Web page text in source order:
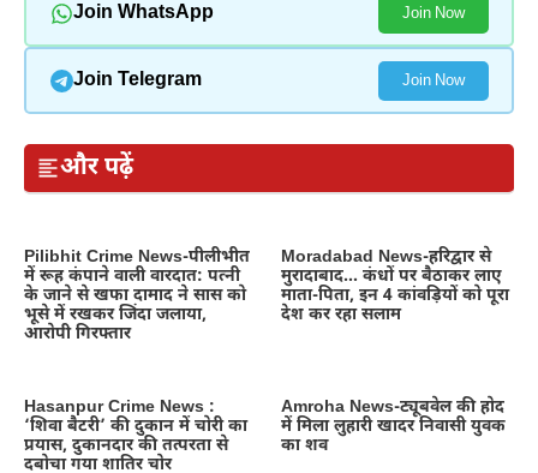
Join WhatsApp Join Now
Join Telegram Join Now
और पढ़ें
Pilibhit Crime News-पीलीभीत
में रूह कंपाने वाली वारदात: पत्नी
के जाने से खफा दामाद ने सास को
भूसे में रखकर जिंदा जलाया,
आरोपी गिरफ्तार
Moradabad News-हरिद्वार से
मुरादाबाद… कंधों पर बैठाकर लाए
माता-पिता, इन 4 कांवड़ियों को पूरा
देश कर रहा सलाम
Hasanpur Crime News :
‘शिवा बैटरी’ की दुकान में चोरी का
प्रयास, दुकानदार की तत्परता से
दबोचा गया शातिर चोर
Amroha News-ट्यूबवेल की होद
में मिला लुहारी खादर निवासी युवक
का शव